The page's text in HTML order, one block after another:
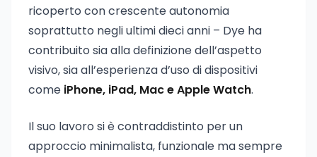
ricoperto con crescente autonomia
soprattutto negli ultimi dieci anni – Dye ha
contribuito sia alla definizione dell’aspetto
visivo, sia all’esperienza d’uso di dispositivi
come iPhone, iPad, Mac e Apple Watch.
Il suo lavoro si è contraddistinto per un
approccio minimalista, funzionale ma sempre